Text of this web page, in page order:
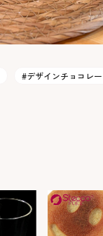
#デザインチョコレ